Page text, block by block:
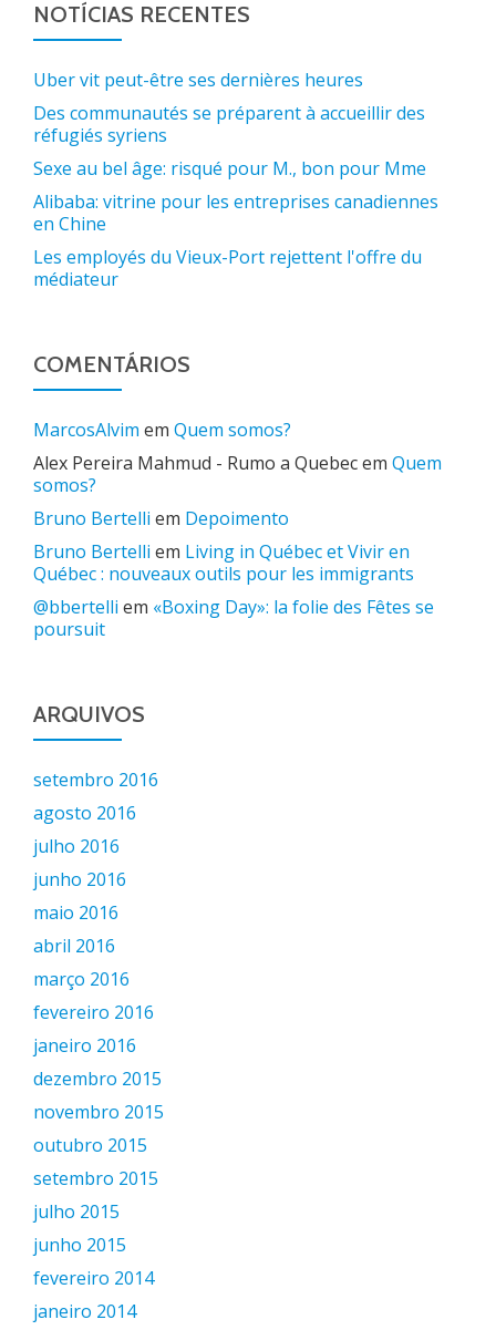
NOTÍCIAS RECENTES
Uber vit peut-être ses dernières heures
Des communautés se préparent à accueillir des
réfugiés syriens
Sexe au bel âge: risqué pour M., bon pour Mme
Alibaba: vitrine pour les entreprises canadiennes
en Chine
Les employés du Vieux-Port rejettent l'offre du
médiateur
COMENTÁRIOS
MarcosAlvim em Quem somos?
Alex Pereira Mahmud - Rumo a Quebecem Quem
somos?
Bruno Bertelli em Depoimento
Bruno Bertelli em Living in Québec et Vivir en
Québec : nouveaux outils pour les immigrants
@bbertelli em «Boxing Day»: la folie des Fêtes se
poursuit
ARQUIVOS
setembro 2016
agosto 2016
julho 2016
junho 2016
maio 2016
abril 2016
março 2016
fevereiro 2016
janeiro 2016
dezembro 2015
novembro 2015
outubro 2015
setembro 2015
julho 2015
junho 2015
fevereiro 2014
janeiro 2014